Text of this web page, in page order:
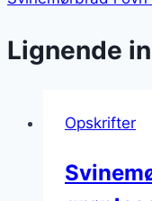
Lignende
Opskrifter